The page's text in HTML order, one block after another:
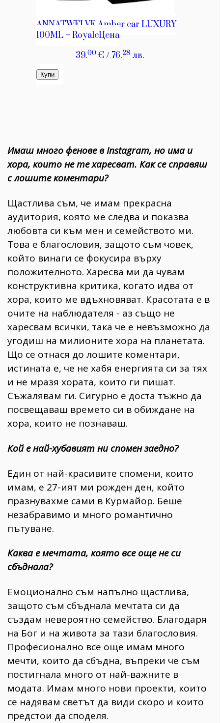
Имаш много фенове в Instagram, но има и
хора, които не те харесват. Как се справяш
с лошите коментари?
Щастлива съм, че имам прекрасна
аудитория, която ме следва и показва
любовта си към мен и семейството ми.
Това е благословия, защото съм човек,
който винаги се фокусира върху
положителното. Харесва ми да чувам
конструктивна критика, когато идва от
хора, които ме вдъхновяват. Красотата е в
очите на наблюдателя - аз също не
харесвам всички, така че е невъзможно да
угодиш на милионите хора на планетата.
Що се отнася до лошите коментари,
истината е, че не хабя енергията си за тях
и не мразя хората, които ги пишат.
Съжалявам ги. Сигурно е доста тъжно да
посвещаваш времето си в обиждане на
хора, които не познаваш.
Кой е най-хубавият ни спомен заедно?
Един от най-красивите спомени, които
имам, е 27-ият ми рожден ден, който
празнувахме сами в Курмайор. Беше
незабравимо и много романтично
пътуване.
Каква е мечтата, която все още не си
сбъднала?
Емоционално съм напълно щастлива,
защото съм сбъднала мечтата си да
създам невероятно семейство. Благодаря
на Бог и на живота за тази благословия.
Професионално все още имам много
мечти, които да сбъдна, въпреки че съм
постигнала много от най-важните в
модата. Имам много нови проекти, които
се надявам светът да види скоро и които
предстои да споделя.